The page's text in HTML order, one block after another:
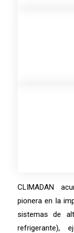
CLIMADAN
pionera en la
sistemas de
refrigerante),